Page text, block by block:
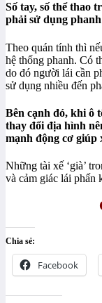
Số tay, số thể thao
phải sử dụng
Theo quán tính thì
hệ thống phanh. Có
do đó người lái cần
sử dụng nhiều đến
Bên cạnh đó, khi ô
thay đổi địa hình
mạnh động cơ giúp
Những tài xế ‘già’
và cảm giác lái phấn
Chia sẻ:
Facebook